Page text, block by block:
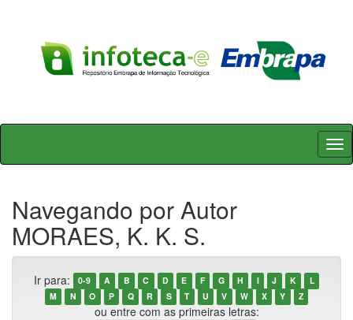
Skip
Navegando por Autor
MORAES, K. K. S.
Ir para: 0-9 A B C D E F G H I J K
L
M
N O P Q R S T U V W X Y Z
ou entre com as primeiras letras: